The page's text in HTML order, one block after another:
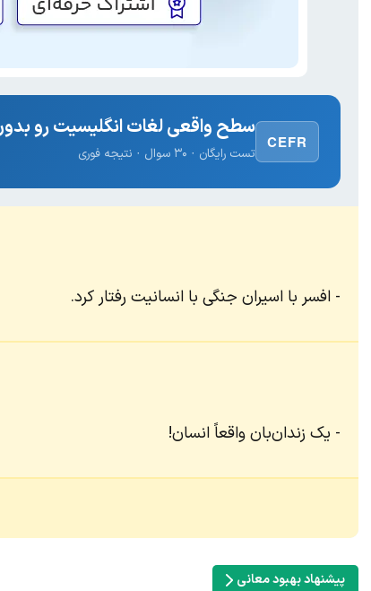
CEFR
سطح واقعی لغات انگلیسیت رو
تست رایگان · ۳۰ سوال · نتیجه فوری
افسر با اسیران جنگی با انسانیت رفتار کرد.
یک زندان‌بان واقعاً انسان!
پیشنهاد بهبود معانی